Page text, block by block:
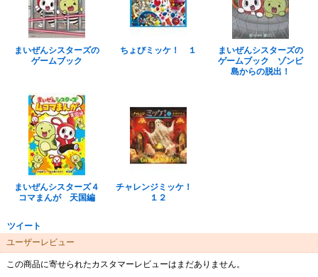
まいぜんシスターズの
ゲームブック
ちょびミッケ！ １
まいぜんシスターズの
ゲームブック ゾンビ
島からの脱出！
まいぜんシスターズ４
コマまんが 天国編
チャレンジミッケ！
１２
ツイート
ユーザーレビュー
この商品に寄せられたカスタマーレビューはまだありません。